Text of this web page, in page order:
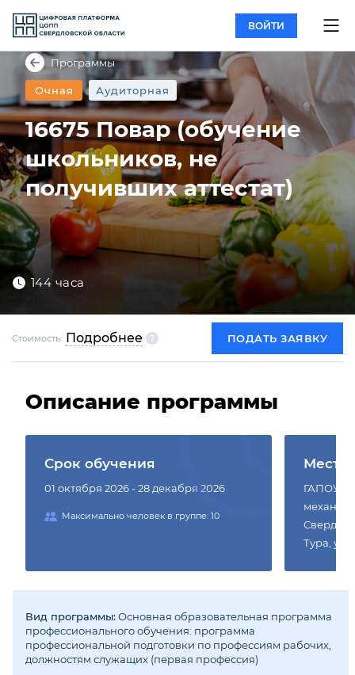
ВОЙТИ
Программы
Очная Аудиторная
16675 Повар (обучение
школьников, не
получивших аттестат)
144 часа
Стоимость: Подробнее ПОДАТЬ ЗАЯВКУ
Описание программы
Срок обучения
01 октября 2026 - 28 декабря 2026
Максимально человек в группе: 10
Место
ГАПОУ
Тура, ул.
Вид программы:Основная образовательная программа
профессионального обучения: программа
профессиональной подготовки по профессиям рабочих,
должностям служащих (первая профессия)